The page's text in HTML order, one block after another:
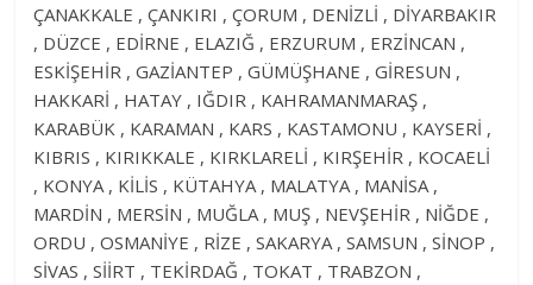
ÇANAKKALE , ÇANKIRI , ÇORUM , DENİZLİ , DİYARBAKIR
, DÜZCE , EDİRNE , ELAZIĞ , ERZURUM , ERZİNCAN ,
ESKİŞEHİR , GAZİANTEP , GÜMÜŞHANE , GİRESUN ,
HAKKARİ , HATAY , IĞDIR , KAHRAMANMARAŞ ,
KARABÜK , KARAMAN , KARS , KASTAMONU , KAYSERİ ,
KIBRIS , KIRIKKALE , KIRKLARELİ , KIRŞEHİR , KOCAELİ
, KONYA , KİLİS , KÜTAHYA , MALATYA , MANİSA ,
MARDİN , MERSİN , MUĞLA , MUŞ , NEVŞEHİR , NİĞDE ,
ORDU , OSMANİYE , RİZE , SAKARYA , SAMSUN , SİNOP ,
SİVAS , SİİRT , TEKİRDAĞ , TOKAT , TRABZON ,